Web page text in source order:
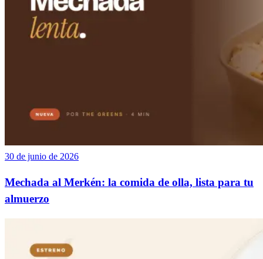
30 de junio de 2026
Mechada al Merkén: la comida de olla, lista para tu
almuerzo